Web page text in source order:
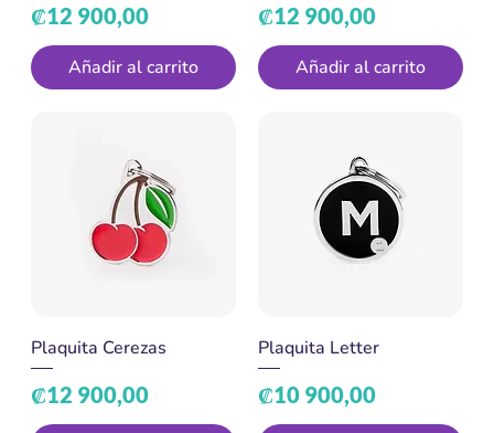
Precio
₡12 900,00
Añadir al carrito
Precio
₡12 900,00
Añadir al carrito
Plaquita Cerezas
Precio
₡12 900,00
Plaquita Letter
Precio
₡10 900,00